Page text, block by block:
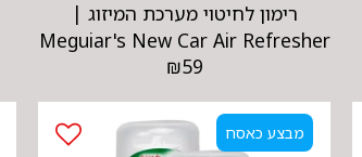
רימון לחיטוי מערכת המיזוג |
Meguiar's New Car Air Refresher
₪59
מבצע כאסח